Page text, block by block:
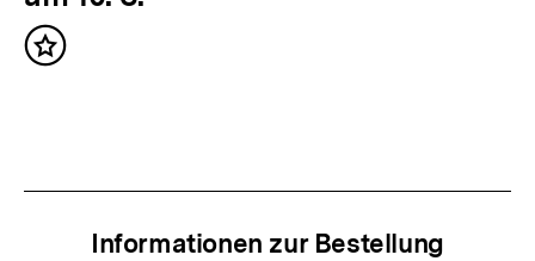
t
:
n
hInhalt
Informationen zur Bestellung